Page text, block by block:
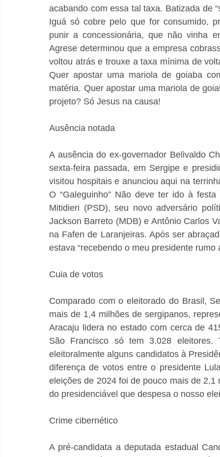
acabando com essa tal taxa. Batizada de
Iguá só cobre pelo que for consumido,
punir a concessionária, que não vinha
Agrese determinou que a empresa
voltou atrás e trouxe a taxa mínima de
Quer apostar uma mariola de goiaba
matéria. Quer apostar uma mariola de
projeto? Só Jesus na causa!
Ausência notada
A ausência do ex-governador Belivaldo
sexta-feira passada, em Sergipe e
visitou hospitais e anunciou aqui na
O “Galeguinho” Não deve ter ido à
Mitidieri (PSD), seu novo adversário
Jackson Barreto (MDB) e Antônio Carlos
na Fafen de Laranjeiras. Após ser
estava “recebendo o meu presidente rumo
Cuia de votos
Comparado com o eleitorado do Brasil,
mais de 1,4 milhões de sergipanos,
Aracaju lidera no estado com cerca de
São Francisco só tem 3.028 eleitores.
eleitoralmente alguns candidatos à
diferença de votos entre o presidente
eleições de 2024 foi de pouco mais de
do presidenciável que despesa o nosso
Crime cibernético
A pré-candidata a deputada estadual